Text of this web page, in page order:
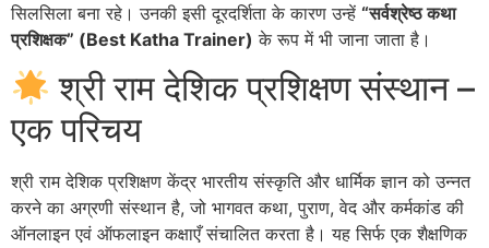
सिलसिला बना रहे। उनकी इसी दूरदर्शिता के कारण उन्हें “सर्वश्रेष्ठ कथा
प्रशिक्षक” (Best Katha Trainer) के रूप में भी जाना जाता है।
श्री राम देशिक प्रशिक्षण संस्थान –
एक परिचय
श्री राम देशिक प्रशिक्षण केंद्र भारतीय संस्कृति और धार्मिक ज्ञान को उन्नत
करने का अग्रणी संस्थान है, जो भागवत कथा, पुराण, वेद और कर्मकांड की
ऑनलाइन एवं ऑफलाइन कक्षाएँ संचालित करता है । यह सिर्फ एक शैक्षणिक